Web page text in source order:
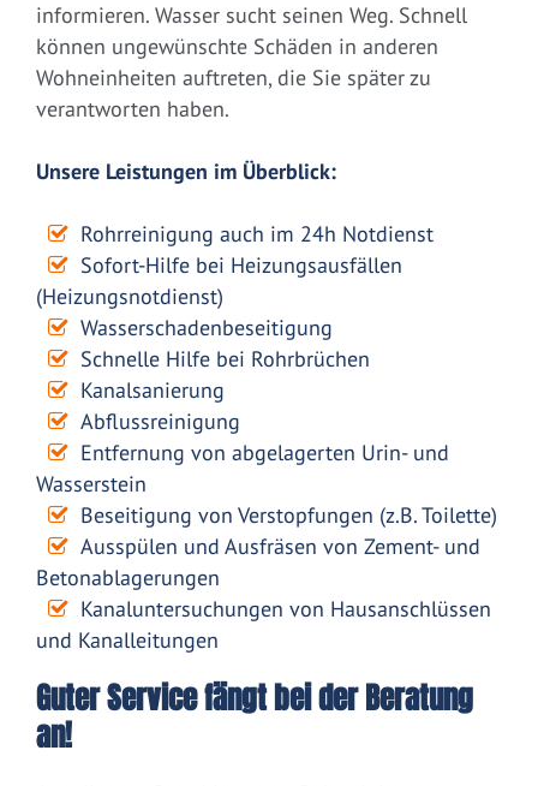
informieren. Wasser sucht seinen Weg. Schnell
können ungewünschte Schäden in anderen
Wohneinheiten auftreten, die Sie später zu
verantworten haben.
Unsere Leistungen im Überblick:
Rohrreinigung auch im 24h Notdienst
Sofort-Hilfe bei Heizungsausfällen
(Heizungsnotdienst)
Wasserschadenbeseitigung
Schnelle Hilfe bei Rohrbrüchen
Kanalsanierung
Abflussreinigung
Entfernung von abgelagerten Urin- und
Wasserstein
Beseitigung von Verstopfungen (z.B. Toilette)
Ausspülen und Ausfräsen von Zement- und
Betonablagerungen
Kanaluntersuchungen von Hausanschlüssen
und Kanalleitungen
Guter Service fängt bei der Beratung
an!